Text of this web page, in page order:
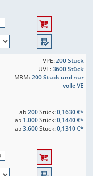
VPE:200 Stück
UVE:3600 Stück
MBM:200 Stück und nur
volle VE
ab200Stück:0,1630 €*
ab 1.000Stück:0,1440 €*
ab3.600Stück:0,1310 €*